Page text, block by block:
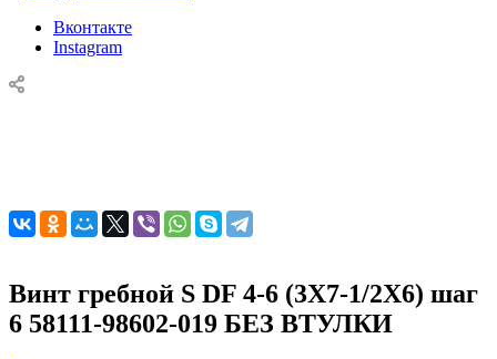
Вконтакте
Instagram
Винт гребной S DF 4-6 (3X7-1/2X6) шаг
6 58111-98602-019 БЕЗ ВТУЛКИ